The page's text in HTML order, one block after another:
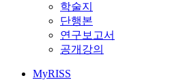
학술지
단행본
연구보고서
공개강의
MyRISS